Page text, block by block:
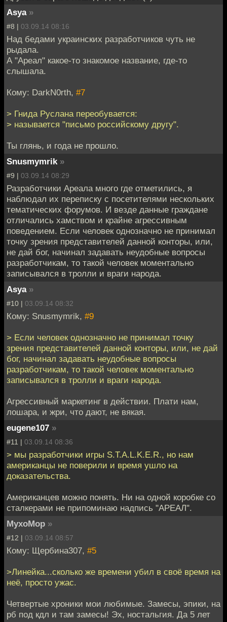
Asya »
#8 | 03.09.14 08:16
Над бедами украинских разработчиков чуть не
рыдала.
А "Ареал" какое-то знакомое название, где-то
слышала.
Кому: DarkN0rth, #7
> Гнида Руслана переобувается:
> называется "письмо российскому другу".
Ты глянь, и года не прошло.
Snusmymrik »
#9 | 03.09.14 08:29
Разработчики Ареала много где отметились, я
наблюдал их переписку с посетителями нескольких
тематических форумов. И везде данные граждане
отличались хамством и крайне агрессивным
поведением. Если человек однозначно не принимал
точку зрения представителей данной конторы, или,
не дай бог, начинал задавать неудобные вопросы
разработчикам, то такой человек моментально
записывался в тролли и враги народа.
Asya »
#10 | 03.09.14 08:32
Кому: Snusmymrik, #9
> Если человек однозначно не принимал точку
зрения представителей данной конторы, или, не дай
бог, начинал задавать неудобные вопросы
разработчикам, то такой человек моментально
записывался в тролли и враги народа.
Агрессивный маркетинг в действии. Плати нам,
лошара, и жри, что дают, не вякая.
eugene107 »
#11 | 03.09.14 08:36
> мы разработчики игры S.T.A.L.K.E.R., но нам
американцы не поверили и время ушло на
доказательства.
Американцев можно понять. Ни на одной коробке со
сталкерами не припоминаю надпись "АРЕАЛ".
MyxoMop »
#12 | 03.09.14 08:57
Кому: Щербина307, #5
>Линейка...сколько же времени убил в своё время на
неё, просто ужас.
Четвертые хроники мои любимые. Замесы, эпики, на
рб под кдл и там замесы! Эх, ностальгия. Да 5 лет